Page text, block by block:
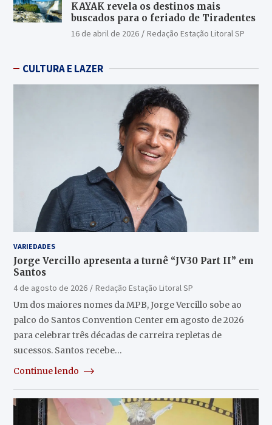
KAYAK revela os destinos mais
buscados para o feriado de Tiradentes
16 de abril de 2026 Redação Estação Litoral SP
CULTURA E LAZER
VARIEDADES
Jorge Vercillo apresenta a turnê “JV30 Part II” em
Santos
4 de agosto de 2026
Redação Estação Litoral SP
Um dos maiores nomes da MPB, Jorge Vercillo sobe ao
palco do Santos Convention Center em agosto de 2026
para celebrar três décadas de carreira repletas de
sucessos. Santos recebe…
Continue lendo